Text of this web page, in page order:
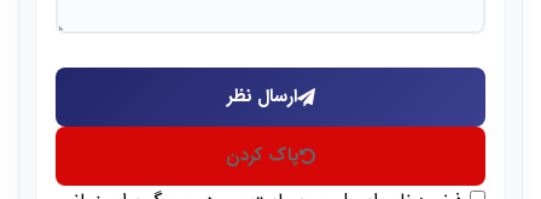
ارسال نظر
پاک کردن